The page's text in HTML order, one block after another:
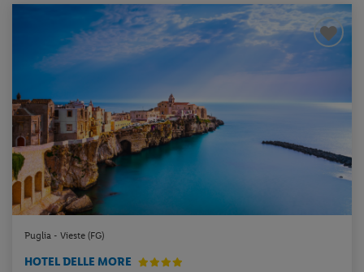
Puglia - Vieste (FG)
HOTEL DELLE MORE